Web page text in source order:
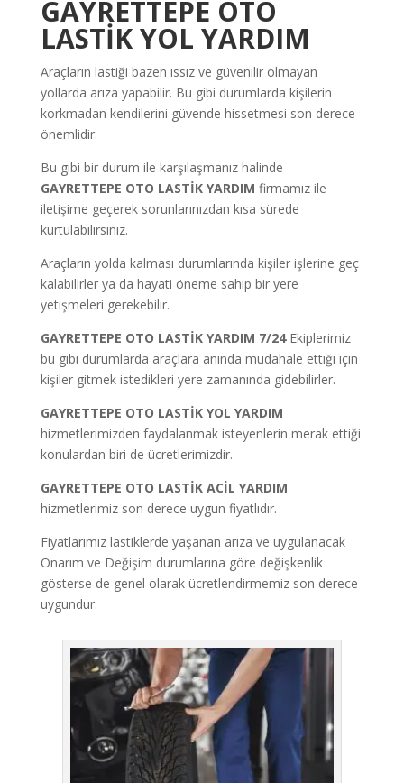
GAYRETTEPE OTO
LASTİK YOL YARDIM
Araçların lastiği bazen ıssız ve güvenilir olmayan
yollarda arıza yapabilir. Bu gibi durumlarda kişilerin
korkmadan kendilerini güvende hissetmesi son derece
önemlidir.
Bu gibi bir durum ile karşılaşmanız halinde
GAYRETTEPE OTO LASTİK YARDIM firmamız ile
iletişime geçerek sorunlarınızdan kısa sürede
kurtulabilirsiniz.
Araçların yolda kalması durumlarında kişiler işlerine geç
kalabilirler ya da hayati öneme sahip bir yere
yetişmeleri gerekebilir.
GAYRETTEPE OTO LASTİK YARDIM 7/24 Ekiplerimiz
bu gibi durumlarda araçlara anında müdahale ettiği için
kişiler gitmek istedikleri yere zamanında gidebilirler.
GAYRETTEPE OTO LASTİK YOL YARDIM
hizmetlerimizden faydalanmak isteyenlerin merak ettiği
konulardan biri de ücretlerimizdir.
GAYRETTEPE OTO LASTİK ACİL YARDIM
hizmetlerimiz son derece uygun fiyatlıdır.
Fiyatlarımız lastiklerde yaşanan arıza ve uygulanacak
Onarım ve Değişim durumlarına göre değişkenlik
gösterse de genel olarak ücretlendirmemiz son derece
uygundur.